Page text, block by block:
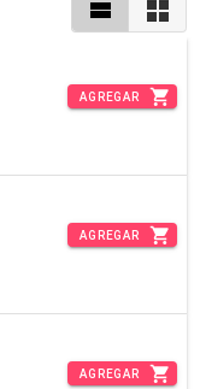
AGREGAR
AGREGAR
AGREGAR